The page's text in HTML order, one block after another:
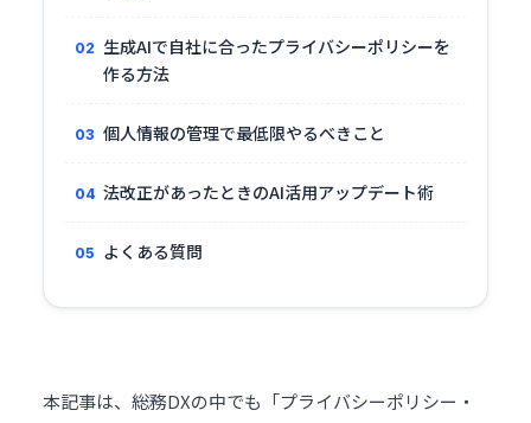
生成AIで自社に合ったプライバシーポリシーを
作る方法
個人情報の管理で最低限やるべきこと
法改正があったときのAI活用アップデート術
よくある質問
本記事は、総務DXの中でも「プライバシーポリシー・